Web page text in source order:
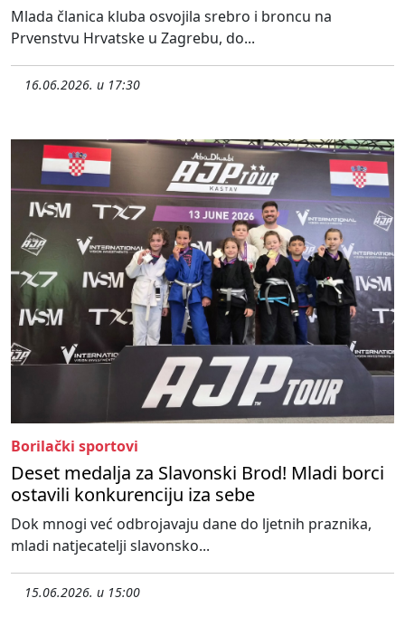
Mlada članica kluba osvojila srebro i broncu na
Prvenstvu Hrvatske u Zagrebu, do...
16.06.2026. u 17:30
Borilački sportovi
Deset medalja za Slavonski Brod! Mladi borci
ostavili konkurenciju iza sebe
Dok mnogi već odbrojavaju dane do ljetnih praznika,
mladi natjecatelji slavonsko...
15.06.2026. u 15:00